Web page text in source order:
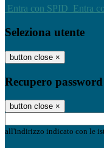
Entra con SPID Entra
Seleziona utente
button close ×
Recupero password
button close ×
all'indirizzo indicato con le